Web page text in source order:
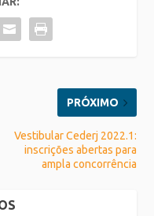
PRÓXIMO
Vestibular Cederj 2022.1:
inscrições abertas para
ampla concorrência